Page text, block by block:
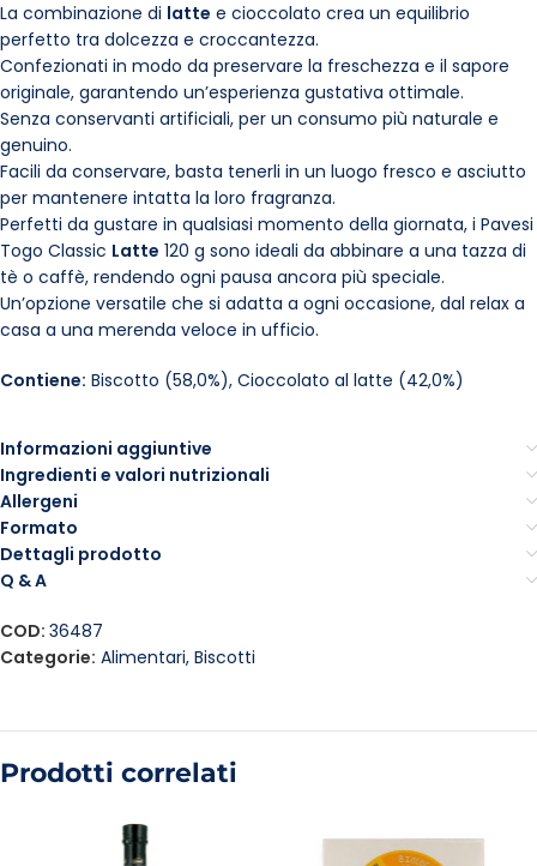
La combinazione di latte e cioccolato crea un equilibrio
perfetto tra dolcezza e croccantezza.
Confezionati in modo da preservare la freschezza e il sapore
originale, garantendo un’esperienza gustativa ottimale.
Senza conservanti artificiali, per un consumo più naturale e
genuino.
Facili da conservare, basta tenerli in un luogo fresco e asciutto
per mantenere intatta la loro fragranza.
Perfetti da gustare in qualsiasi momento della giornata, i Pavesi
Togo Classic Latte 120 g sono ideali da abbinare a una tazza di
tè o caffè, rendendo ogni pausa ancora più speciale.
Un’opzione versatile che si adatta a ogni occasione, dal relax a
casa a una merenda veloce in ufficio.
Contiene: Biscotto (58,0%), Cioccolato al latte (42,0%)
Informazioni aggiuntive
Ingredienti e valori nutrizionali
Allergeni
Formato
Dettagli prodotto
Q & A
COD: 36487
Categorie: Alimentari, Biscotti
Prodotti correlati